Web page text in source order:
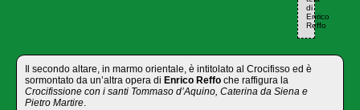
di
Enrico
Reffo
Il secondo altare, in marmo orientale, è intitolato al Crocifisso ed è
sormontato da un’altra opera di Enrico Reffo che raffigura la
Crocifissione con i santi Tommaso d’Aquino, Caterina da Siena e
Pietro Martire.